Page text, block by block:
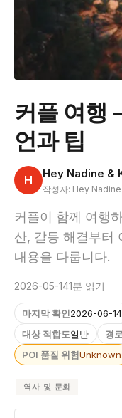
커플 여행
언과 팁
H Hey Nadine &
작성자: Hey
커플이 함께 여행
산, 갈등 해결부터
내용을 다룹니다.
2026-05-141분 읽기
마지막 확인2026-06-14
대상 적합도일반 경
POI 품질 위험Unknown
역사 및 문화